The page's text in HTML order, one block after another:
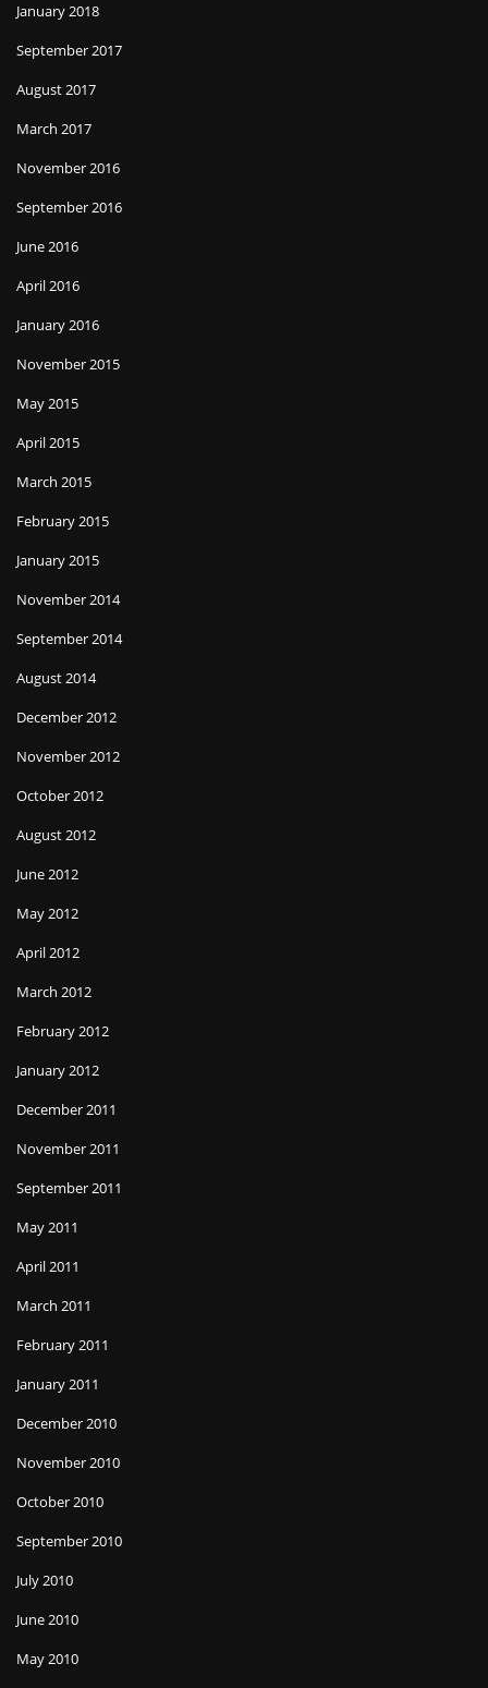
January 2018
September 2017
August 2017
March 2017
November 2016
September 2016
June 2016
April 2016
January 2016
November 2015
May 2015
April 2015
March 2015
February 2015
January 2015
November 2014
September 2014
August 2014
December 2012
November 2012
October 2012
August 2012
June 2012
May 2012
April 2012
March 2012
February 2012
January 2012
December 2011
November 2011
September 2011
May 2011
April 2011
March 2011
February 2011
January 2011
December 2010
November 2010
October 2010
September 2010
July 2010
June 2010
May 2010